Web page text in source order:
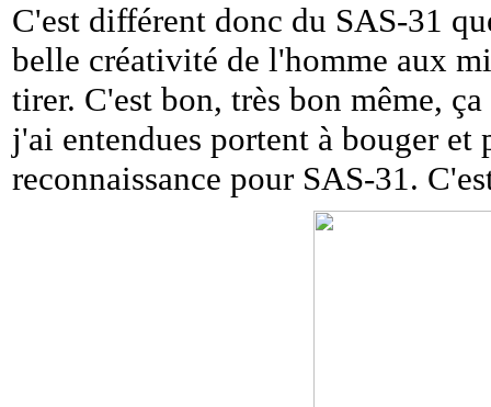
C'est différent donc du SAS-31
belle créativité de l'homme aux
tirer. C'est bon, très bon même,
j'ai entendues portent à bouger
reconnaissance pour SAS-31.